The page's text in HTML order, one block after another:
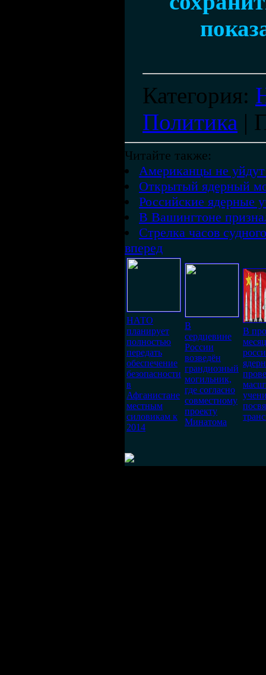
Категория:
Политика |
Читайте также:
Американцы не
Открытый ядерный
Российские ядерные
В Вашингтоне
Стрелка часов
вперед
НАТО
планирует
полностью
передать
обеспечение
безопасности
в
Афганистане
местным
силовикам к
2014
В
сердцевине
России
возведён
грандиозный
могильник,
где согласно
совместному
проекту
Минатома
В